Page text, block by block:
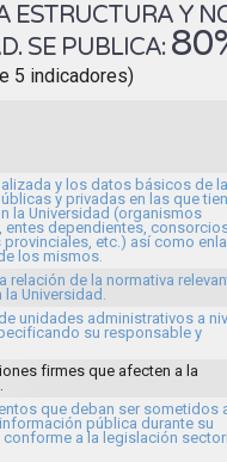
ESTRUCTURA Y
SE PUBLICA:
5 indicadores)
y los datos básicos de
y privadas en las que
la Universidad (organismos
entes dependientes,
etc.) así como
los mismos.
relación de la normativa
Universidad.
unidades administrativos a
su responsable y
firmes que afecten a la
que deban ser sometidos
pública durante su
conforme a la legislación